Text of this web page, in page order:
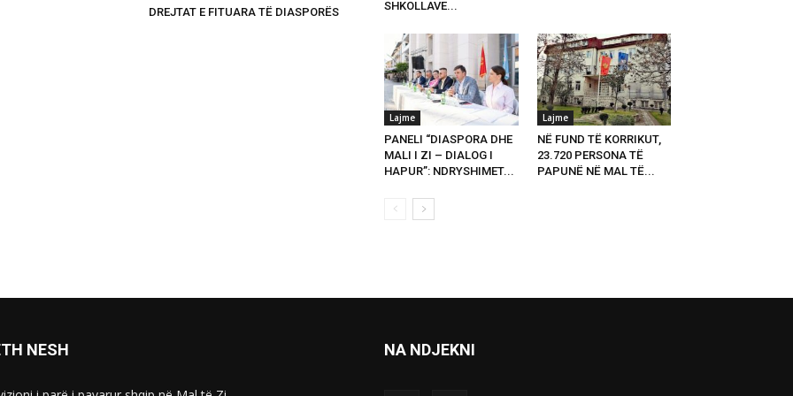
DREJTAT E FITUARA TË DIASPORËS
SHKOLLAVE...
Lajme
PANELI “DIASPORA DHE
MALI I ZI – DIALOG I
HAPUR”: NDRYSHIMET...
Lajme
NË FUND TË KORRIKUT,
23.720 PERSONA TË
PAPUNË NË MAL TË...
NESH NA NDJEKNI